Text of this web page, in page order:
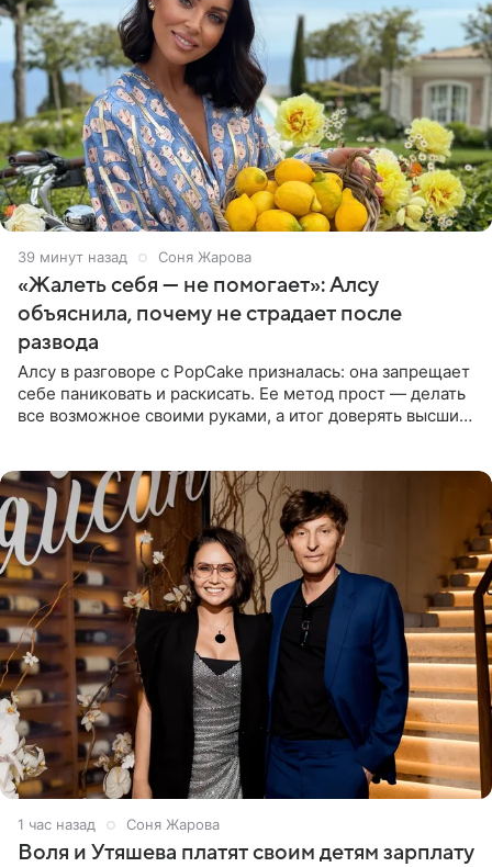
39 минут назад Соня Жарова
«Жалеть себя — не помогает»: Алсу
объяснила, почему не страдает после
развода
Алсу в разговоре с PopCake призналась: она запрещает
себе паниковать и раскисать. Ее метод прост — делать
все возможное своими руками, а итог доверять высшим
1 час назад Соня Жарова
Воля и Утяшева платят своим детям зарплату